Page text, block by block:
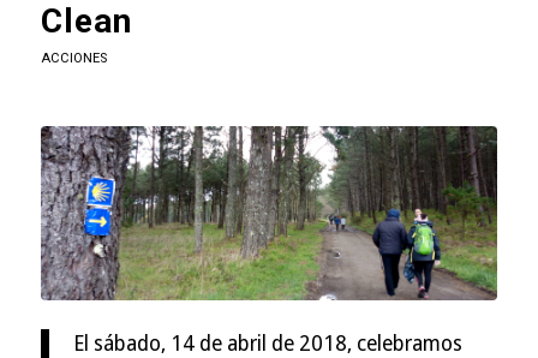
Clean
ACCIONES
El sábado, 14 de abril de 2018, celebramos